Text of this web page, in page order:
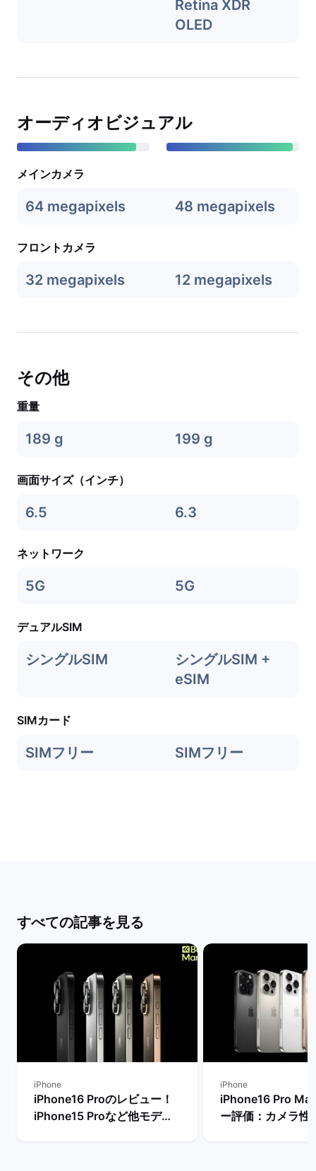
Retina XDR
OLED
オーディオビジュアル
メインカメラ
64 megapixels 48 megapixels
フロントカメラ
32 megapixels 12 megapixels
その他
重量
189 g 199 g
画面サイズ（インチ）
6.5 6.3
ネットワーク
5G 5G
デュアルSIM
シングルSIM
シングルSIM +
eSIM
SIMカード
SIMフリー SIMフリー
すべての記事を見る
iPhone
iPhone16 Proのレビュー！
iPhone15 Proなど他モデル
iPhone
iPhone16 Pro
ー評価：カメラ性